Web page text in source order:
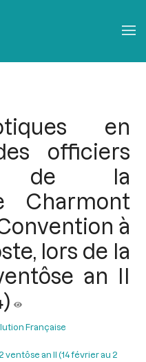
en
officiers
de la
Charmont
à
lors de la
an II
Française
ventôse an II (14 février au 2